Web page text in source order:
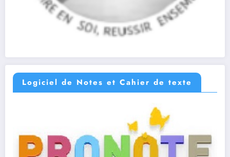
Logiciel de Notes et Cahier de texte